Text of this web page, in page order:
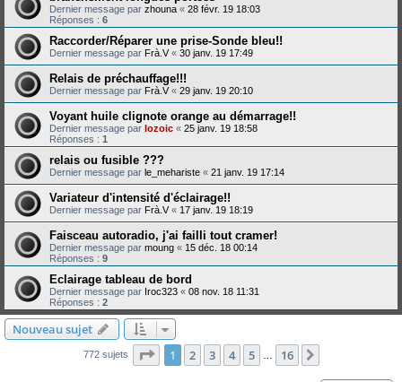
Dernier message par zhouna « 28 févr. 19 18:03
Réponses : 6
Raccorder/Réparer une prise-Sonde bleu!!
Dernier message par Frà.V« 30 janv. 19 17:49
Relais de préchauffage!!!
Dernier message par Frà.V« 29 janv. 19 20:10
Voyant huile clignote orange au démarrage!!
Dernier message par lozoic « 25 janv. 19 18:58
Réponses : 1
relais ou fusible ???
Dernier message par le_mehariste « 21 janv. 19 17:14
Variateur d'intensité d'éclairage!!
Dernier message par Frà.V« 17 janv. 19 18:19
Faisceau autoradio, j'ai failli tout cramer!
Dernier message par moung « 15 déc. 18 00:14
Réponses : 9
Eclairage tableau de bord
Dernier message par Iroc323 « 08 nov. 18 11:31
Réponses : 2
Nouveau sujet
772 sujets Page 1sur16
1 2 3 4 5 … 16